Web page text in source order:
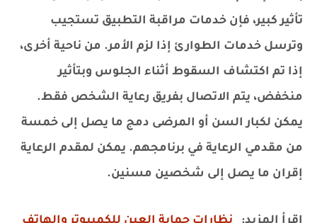
تأثير كبير، فإن خدمات مراقبة التطبيق تستجيب
وترسل خدمات الطوارئ إذا لزم الأمر. من ناحية أخرى،
إذا تم اكتشاف السقوط أثناء الجلوس وبتأثير
منخفض، يتم الاتصال بفريق رعاية الشخص فقط.
يمكن لكبار السن أو المرضى دمج ما يصل إلى خمسة
من مقدمي الرعاية في برنامجهم. يمكن لمقدم الرعاية
إقران ما يصل إلى شخصين مسنين.